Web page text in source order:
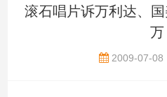
滚石唱片诉万利达、
万
2009-07-08